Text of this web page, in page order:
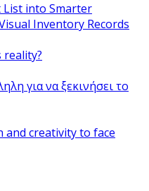
List into Smarter
Inventory Records
reality?
για να ξεκινήσει το
and creativity to face